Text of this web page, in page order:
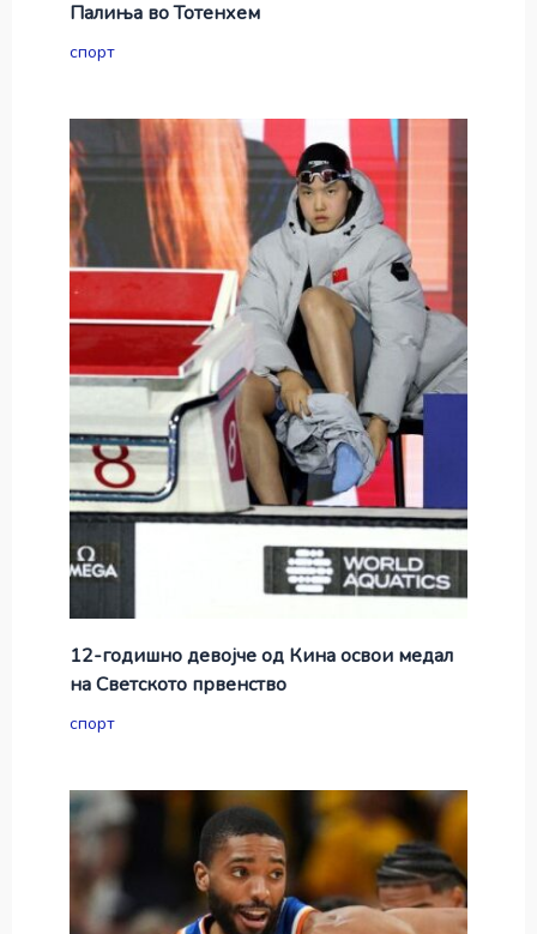
Палиња во Тотенхем
спорт
12-годишно девојче од Кина освои медал
на Светското првенство
спорт